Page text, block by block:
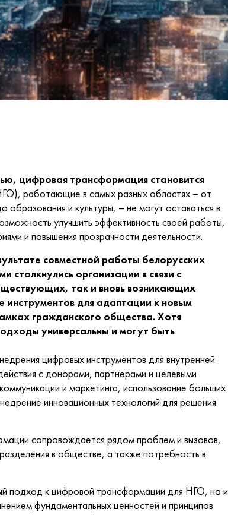
цифровая трансформация становится
работающие в самых разных областях – от
и культуры, – не могут оставаться в
улучшить эффективность своей работы,
и повышения прозрачности деятельности.
совместной работы белорусских
столкнулись организации в связи с
так и вновь возникающих
инструментов для адаптации к новым
гражданского общества. Хотя
универсальны и могут быть
цифровых инструментов для внутренней
с донорами, партнерами и целевыми
и маркетинга, использование больших
инновационных технологий для решения
сопровождается рядом проблем и вызовов,
в обществе, а также потребность в
подход к цифровой трансформации для НГО, но и
фундаментальных ценностей и принципов